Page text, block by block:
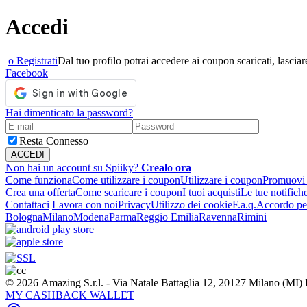
Accedi
o RegistratiDal tuo profilo potrai accedere ai coupon scaricati,
Facebook
Hai dimenticato la password?
Resta Connesso
Non hai un account su Spiiky? Crealo ora
Come funzionaCome utilizzare i couponUtilizzare i couponPromuovi
Crea una offertaCome scaricare i couponI tuoi acquistiLe tue
Contattaci Lavora con noiPrivacyUtilizzo dei cookieF.a.q.Accordo
BolognaMilanoModenaParmaReggio EmiliaRavennaRimini
© 2026 Amazing S.r.l. - Via Natale Battaglia 12, 20127 Milano
MY CASHBACK WALLET